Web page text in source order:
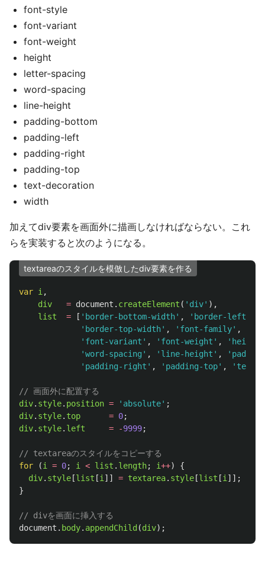
font-style
font-variant
font-weight
height
letter-spacing
word-spacing
line-height
padding-bottom
padding-left
padding-right
padding-top
text-decoration
width
加えてdiv要素を画面外に描画しなければならない。これ
らを実装すると次のようになる。
textareaのスタイルを模倣したdiv要素を作る
var i ,
div
= document . createElement ( ' div' ),
list
= [ ' border-bottom-width' , ' border-left-
' border-top-width' , ' font-family' ,
' font-variant ' , ' font-weight ' , ' height
'word-spacing ' , ' line-height ' , '
' padding-right ' , ' padding-top' , ' text-
// 画面外に配置する
div. style. position = ' absolute' ;
div. style. top = 0;
div. style. left = -9999;
// textareaのスタイルをコピーする
for
(i = 0; i < list . length; i++)
{
div. style [list [i ]] = textarea. style [list [i ]];
}
// divを画面に挿入する
document . body. appendChild (div);